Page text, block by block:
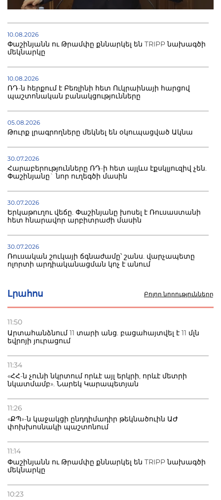
Լրահոս Բոլոր նորությունները
11:50
Արտահանձնում 11 տարի անց. բացահայտվել է 11 մլն
եվրոյի յուրացում
11:34
«ՀՀ-ն չունի նկրտում որևէ այլ երկրի, որևէ մետրի
նկատմամբ». Նարեկ Կարապետյան
11:26
«ՔՊ»-ն կաջակցի ընդդիմադիր թեկնածուին ԱԺ
փոխխոսնակի պաշտոնում
11:14
Փաշինյանն ու Թրամփը քննարկել են TRIPP նախագծի
մեկնարկը
10:23
10.08.2026
Փաշինյանն ու Թրամփը քննարկել են TRIPP նախագծի
մեկնարկը
10.08.2026
ՌԴ-ն հերքում է Բեռլինի հետ Ուկրաինայի հարցով
պաշտոնական բանակցությունները
05.08.2026
Թուրք լրագրողները մեկնել են օկուպացված Ակնա
30.07.2026
Հարաբերությունները ՌԴ-ի հետ այլևս էքսկլյուզիվ չեն.
Փաշինյանը` նոր ուղեգծի մասին
30.07.2026
Երկաթուղու վեճը. Փաշինյանը խոսել է Ռուսաստանի
հետ հնարավոր արբիտրաժի մասին
30.07.2026
Ռուսական շուկայի ճգնաժամը՝ շանս. վարչապետը
ոլորտի արդիականացման կոչ է անում
30.07.2026
Ձկնաբույծներին կտրվի 450 մլն դրամ.
կառավարությունն աջակցում է և պահանջում ստվերի
27.07.2026
27.07.2026
սկսում է պայքարը